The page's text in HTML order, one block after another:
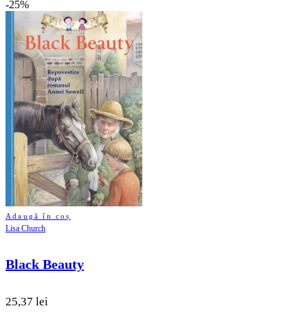
-25%
Adaugă în coș
Lisa Church
Black Beauty
25,37 lei